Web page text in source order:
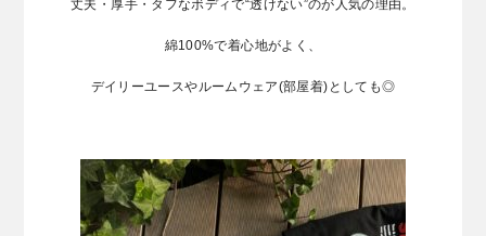
丈夫・厚手・タフなボディで“透けない”のが人気の理由。
綿100%で着心地がよく、
デイリーユースやルームウェア(部屋着)としても◎